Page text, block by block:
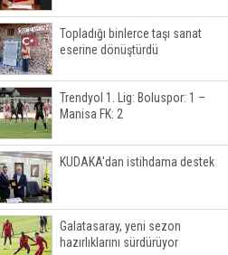
Topladığı binlerce taşı sanat
eserine dönüştürdü
Trendyol 1. Lig: Boluspor: 1 –
Manisa FK: 2
KUDAKA'dan istihdama destek
Galatasaray, yeni sezon
hazırlıklarını sürdürüyor